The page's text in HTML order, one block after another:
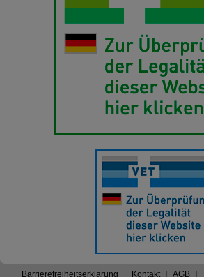
Barrierefreiheitserklärung Kontakt AGB